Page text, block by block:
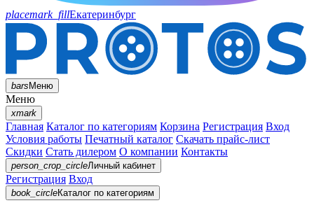
placemark_fillЕкатеринбург
barsМеню
Меню
xmark
Главная Каталог по категориям Корзина Регистрация Вход
Условия работы Печатный каталог Скачать прайс-лист
Скидки Стать дилером О компании Контакты
person_crop_circleЛичный кабинет
Регистрация Вход
book_circleКаталог по категориям